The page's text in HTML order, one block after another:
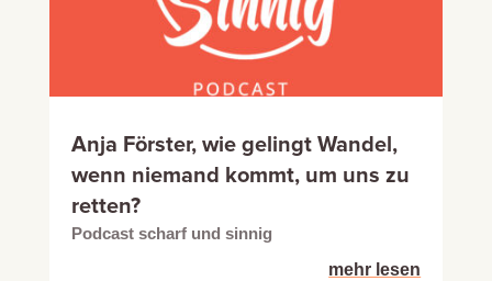
Anja Förster, wie gelingt Wandel,
wenn niemand kommt, um uns zu
retten?
Podcast scharf und sinnig
mehr lesen